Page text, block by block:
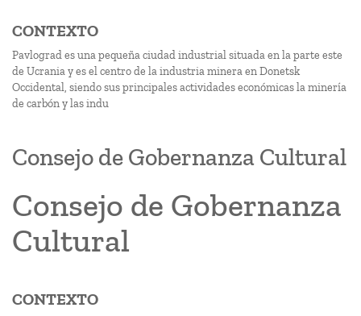
CONTEXTO
Pavlograd es una pequeña ciudad industrial situada en la parte este
de Ucrania y es el centro de la industria minera en Donetsk
Occidental, siendo sus principales actividades económicas la minería
de carbón y las indu
Consejo de Gobernanza Cultural
Consejo de Gobernanza
Cultural
CONTEXTO